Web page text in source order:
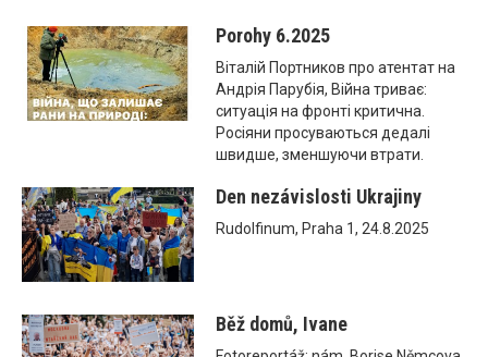
Porohy 6.2025
Віталій Портников про атентат на
Андрія Парубія, Війна триває:
ситуація на фронті критична.
Росіяни просуваються дедалі
швидше, зменшуючи втрати.
Den nezávislosti Ukrajiny
Rudolfinum, Praha 1, 24.8.2025
Běž domů, Ivane